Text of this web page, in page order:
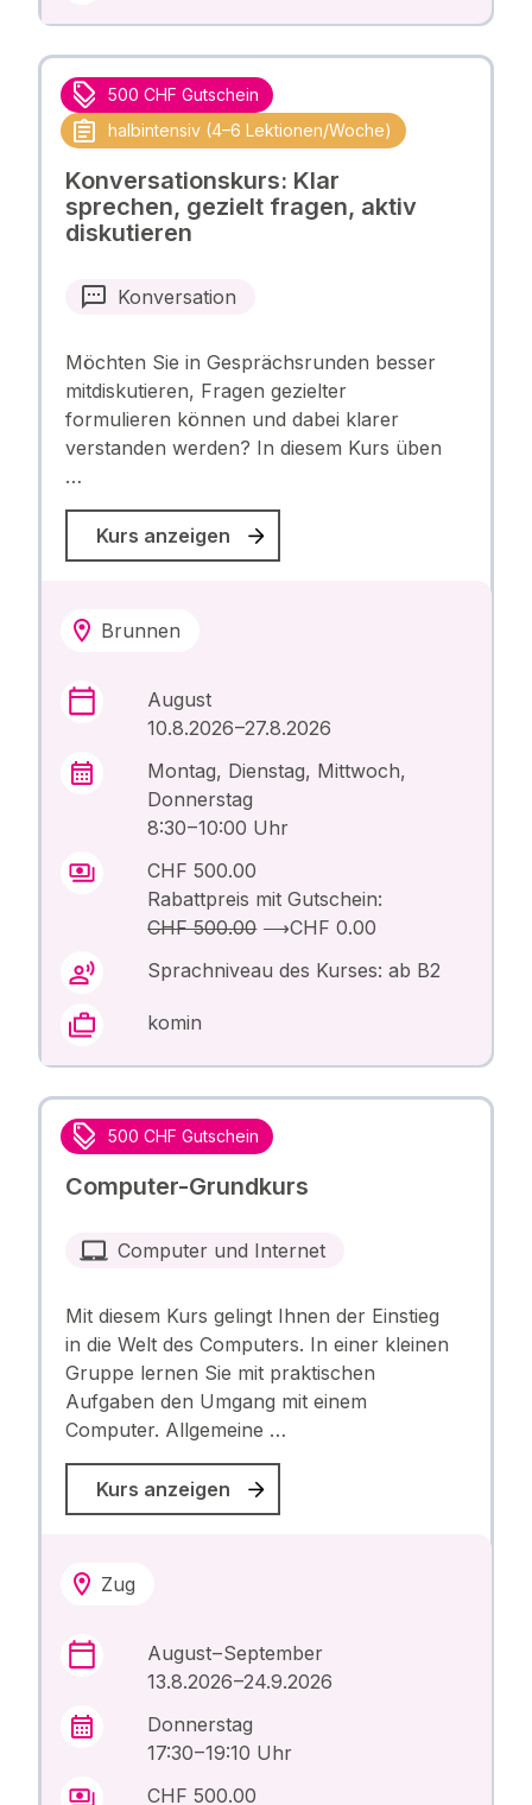
500 CHF Gutschein
halbintensiv (4–6 Lektionen/Woche)
Konversationskurs: Klar
sprechen, gezielt fragen, aktiv
diskutieren
Konversation
Möchten Sie in Gesprächsrunden besser
mitdiskutieren, Fragen gezielter
formulieren können und dabei klarer
verstanden werden? In diesem Kurs üben
…
Kurs anzeigen
Brunnen
August
10.8.2026 –27.8.2026
Montag, Dienstag, Mittwoch,
Donnerstag
8:30 – 10:00 Uhr
CHF 500.00
Rabattpreis mit Gutschein:
CHF 500.00⟶CHF 0.00
Sprachniveau des Kurses: ab B2
komin
500 CHF Gutschein
Computer-Grundkurs
Computer und Internet
Mit diesem Kurs gelingt Ihnen der Einstieg
in die Welt des Computers. In einer kleinen
Gruppe lernen Sie mit praktischen
Aufgaben den Umgang mit einem
Computer. Allgemeine …
Kurs anzeigen
Zug
August – September
13.8.2026 –24.9.2026
Donnerstag
17:30 – 19:10 Uhr
CHF 500.00